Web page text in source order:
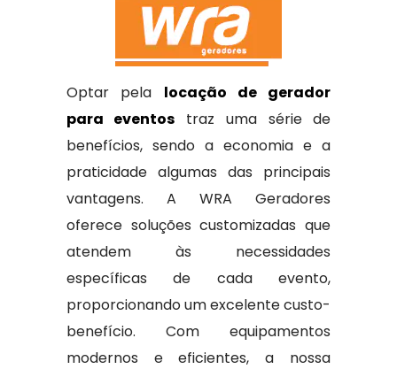
Optar pela locação de gerador
para eventos traz uma série de
benefícios, sendo a economia e a
praticidade algumas das principais
vantagens. A WRA Geradores
oferece soluções customizadas que
atendem às necessidades
específicas de cada evento,
proporcionando um excelente custo-
benefício. Com equipamentos
modernos e eficientes, a nossa